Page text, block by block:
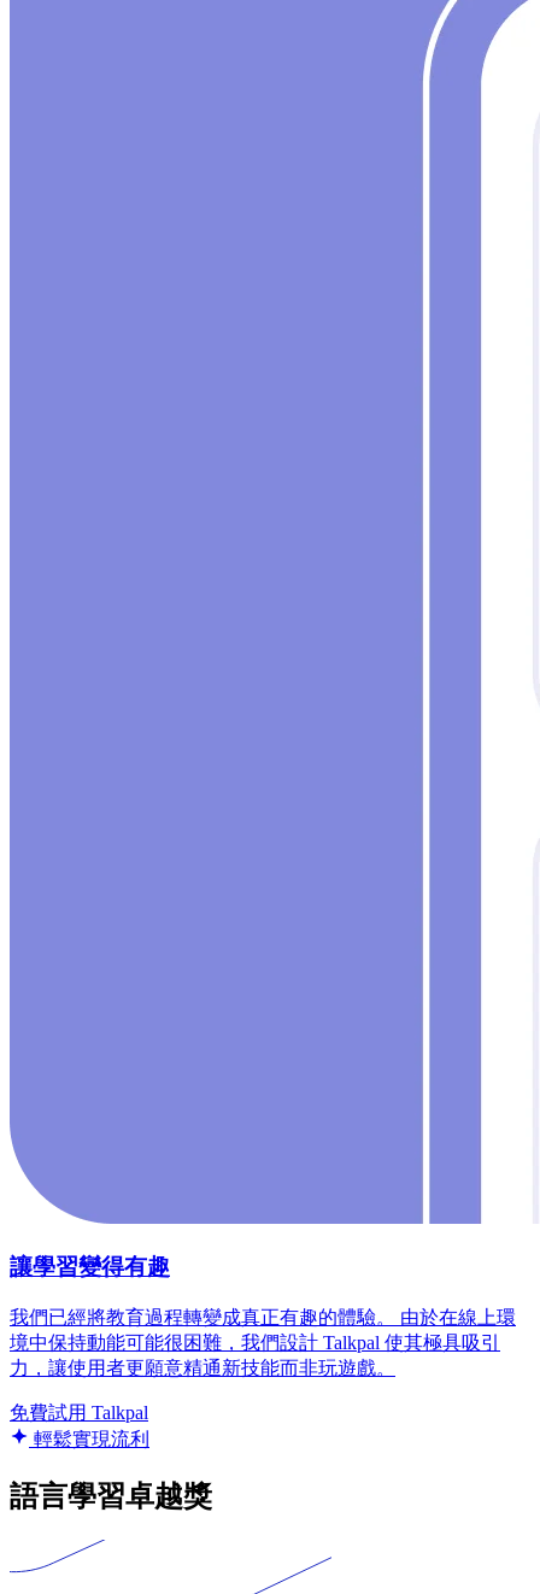
讓學習變得有趣
我們已經將教育過程轉變成真正有趣的體驗。 由於在線上環
境中保持動能可能很困難，我們設計 Talkpal 使其極具吸引
力，讓使用者更願意精通新技能而非玩遊戲。
免費試用 Talkpal
輕鬆實現流利
語言學習卓越獎